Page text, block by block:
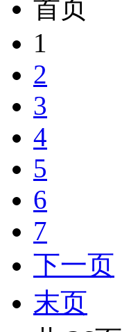
首页
1
2
3
4
5
6
7
下一页
末页